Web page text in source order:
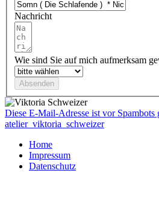
Nachricht
Wie sind Sie auf mich aufmerksam
Diese E-Mail-Adresse ist vor Spambots
atelier_viktoria_schweizer
Home
Impressum
Datenschutz